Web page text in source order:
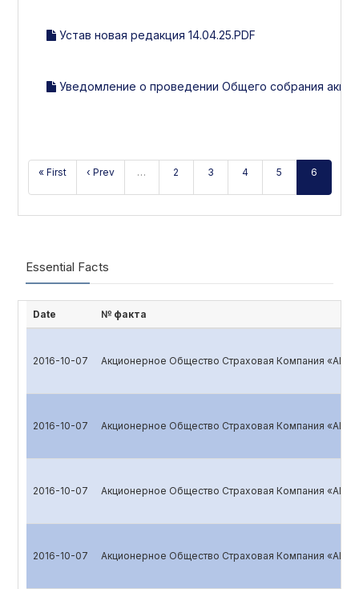
Устав новая редакция 14.04.25.PDF
Уведомление о проведении Общего собрания
« First ‹ Prev … 2 3 4 5 6
Essential Facts
Date № факта
2016-10-07 Акционерное Общество Страховая Компания
2016-10-07 Акционерное Общество Страховая Компания
2016-10-07 Акционерное Общество Страховая Компания
2016-10-07 Акционерное Общество Страховая Компания